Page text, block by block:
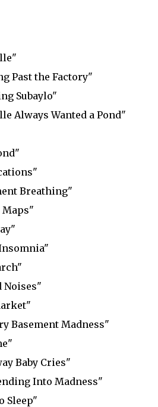
Past the Factory"
Subaylo"
Always Wanted a Pond"
Breathing"
Maps"
Noises"
Basement Madness"
Baby Cries"
Into Madness"
Sleep"